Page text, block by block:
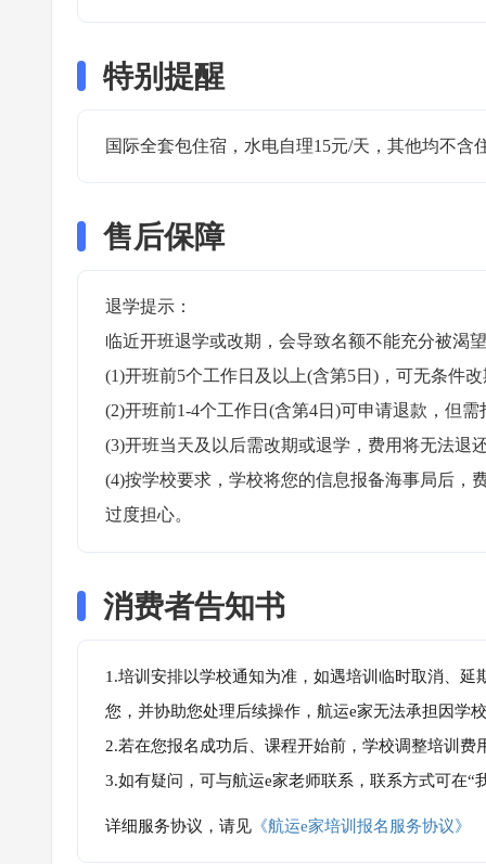
特别提醒
国际全套包住宿，水电自理15元/天，其他均不含
售后保障
退学提示：
临近开班退学或改期，会导致名额不能充分被渴
(1)开班前5个工作日及以上(含第5日)，可无条件
(2)开班前1-4个工作日(含第4日)可申请退款，但
(3)开班当天及以后需改期或退学，费用将无法退
(4)按学校要求，学校将您的信息报备海事局后，
过度担心。
消费者告知书
1.培训安排以学校通知为准，如遇培训临时取消、
您，并协助您处理后续操作，航运e家无法承担因学
2.若在您报名成功后、课程开始前，学校调整培训
3.如有疑问，可与航运e家老师联系，联系方式可在
详细服务协议，请见 《航运e家培训报名服务协议》